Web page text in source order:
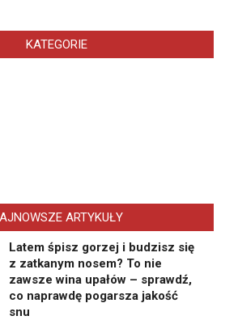
KATEGORIE
ARTYKUŁY
Latem śpisz gorzej i budzisz się
z zatkanym nosem? To nie
zawsze wina upałów – sprawdź,
co naprawdę pogarsza jakość
snu